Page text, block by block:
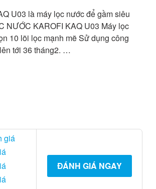
U03 là máy lọc nước để gầm siêu
NƯỚC KAROFI KAQ U03 Máy lọc
10 lõi lọc mạnh mẽ Sử dụng công
tới 36 tháng2. …
giá
ĐÁNH GIÁ NGAY